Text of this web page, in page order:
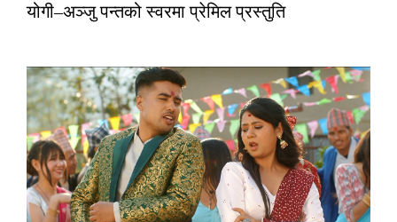
योगी–अञ्जु पन्तको स्वरमा प्रेमिल प्रस्तुति